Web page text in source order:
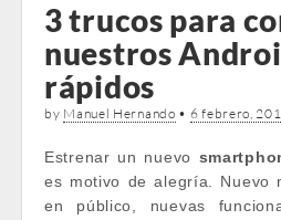
3 trucos para
nuestros
rápidos
by Manuel Hernando • 6 febrero,
Estrenar un nuevo
es motivo de alegría. Nuevo
en público, nuevas